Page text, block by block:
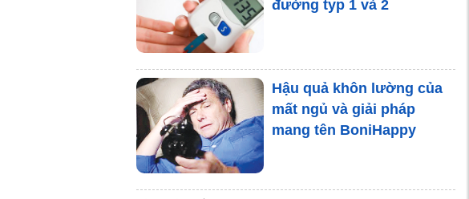
đường typ 1 và 2
Hậu quả khôn lường của
mất ngủ và giải pháp
mang tên BoniHappy